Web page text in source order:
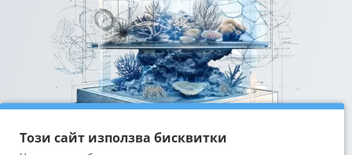
Този сайт използва бисквитки